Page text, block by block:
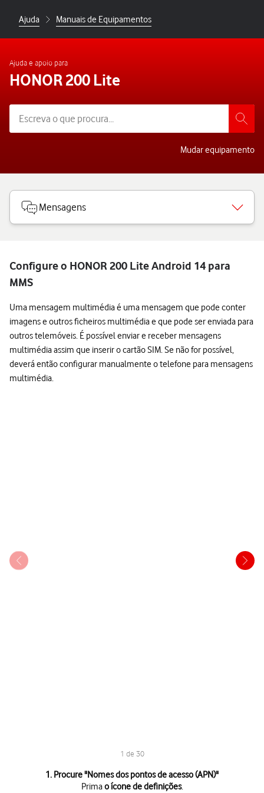
Ajuda Manuais de Equipamentos
Ajuda e apoio para
HONOR 200 Lite
Mudar equipamento
Mensagens
Configure o HONOR 200 Lite Android 14 para
MMS
Uma mensagem multimédia é uma mensagem que pode conter
imagens e outros ficheiros multimédia e que pode ser enviada para
outros telemóveis. É possível enviar e receber mensagens
multimédia assim que inserir o cartão SIM. Se não for possível,
deverá então configurar manualmente o telefone para mensagens
multimédia.
1 de 30
1. Procure "Nomes dos pontos de acesso (APN)"
Primao ícone de definições.